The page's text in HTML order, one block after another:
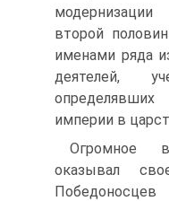
второй
именами ряда
деятелей,
империи в
Огромное
оказывал